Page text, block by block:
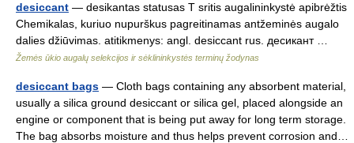
desiccant — desikantas statusas T sritis augalininkystė apibrėžtis
Chemikalas, kuriuo nupurškus pagreitinamas antžeminės augalo
dalies džiūvimas. atitikmenys: angl. desiccant rus. десикант …
Žemės ūkio augalų selekcijos ir sėklininkystės terminų žodynas
desiccant bags — Cloth bags containing any absorbent material,
usually a silica ground desiccant or silica gel, placed alongside an
engine or component that is being put away for long term storage.
The bag absorbs moisture and thus helps prevent corrosion and…